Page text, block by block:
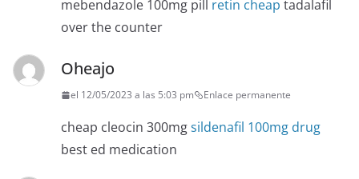
mebendazole 100mg pill retin cheap tadalafil
over the counter
Oheajo
el 12/05/2023 a las 5:03 pm Enlace permanente
cheap cleocin 300mgsildenafil 100mg drug
best ed medication